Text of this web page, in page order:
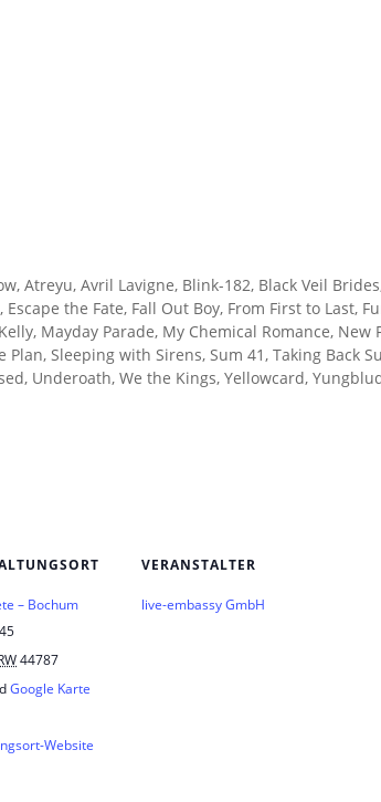
Atreyu, Avril Lavigne, Blink-182, Black Veil
the Fate, Fall Out Boy, From First to Last,
Mayday Parade, My Chemical Romance, New
Sleeping with Sirens, Sum 41, Taking Back
Underoath, We the Kings, Yellowcard,
– Bochum
44787
Google Karte
Website
VERANSTALTER
live-embassy GmbH